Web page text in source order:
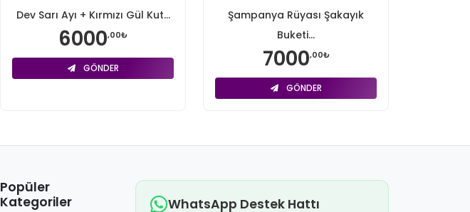
Dev Sarı Ayı + Kırmızı Gül Kut...
6000,00₺
GÖNDER
Şampanya Rüyası Şakayık
Buketi...
7000,00₺
GÖNDER
Popüler
Kategoriler
WhatsApp Destek Hattı